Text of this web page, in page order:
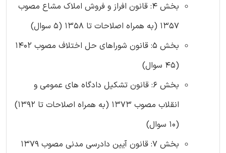
بخش 4: قانون افراز و فروش املاک مشاع مصوب
1357 (به همراه اصلاحات تا 1358 (5 سوال)
بخش 5: قانون شوراهای حل اختلاف مصوب 1402
(45 سوال)
بخش 6: قانون تشکیل دادگاه های عمومی و
انقلاب مصوب 1373 (به همراه اصلاحات تا 1392)
(10 سوال)
بخش 7: قانون آیین دادرسی مدنی مصوب 1379